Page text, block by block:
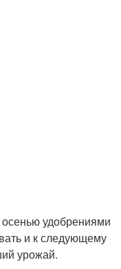
удобрениями
и к следующему
урожай.